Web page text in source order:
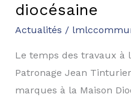
diocésaine
Actualités /
Le temps des travaux à
Patronage Jean
marques à la Maison